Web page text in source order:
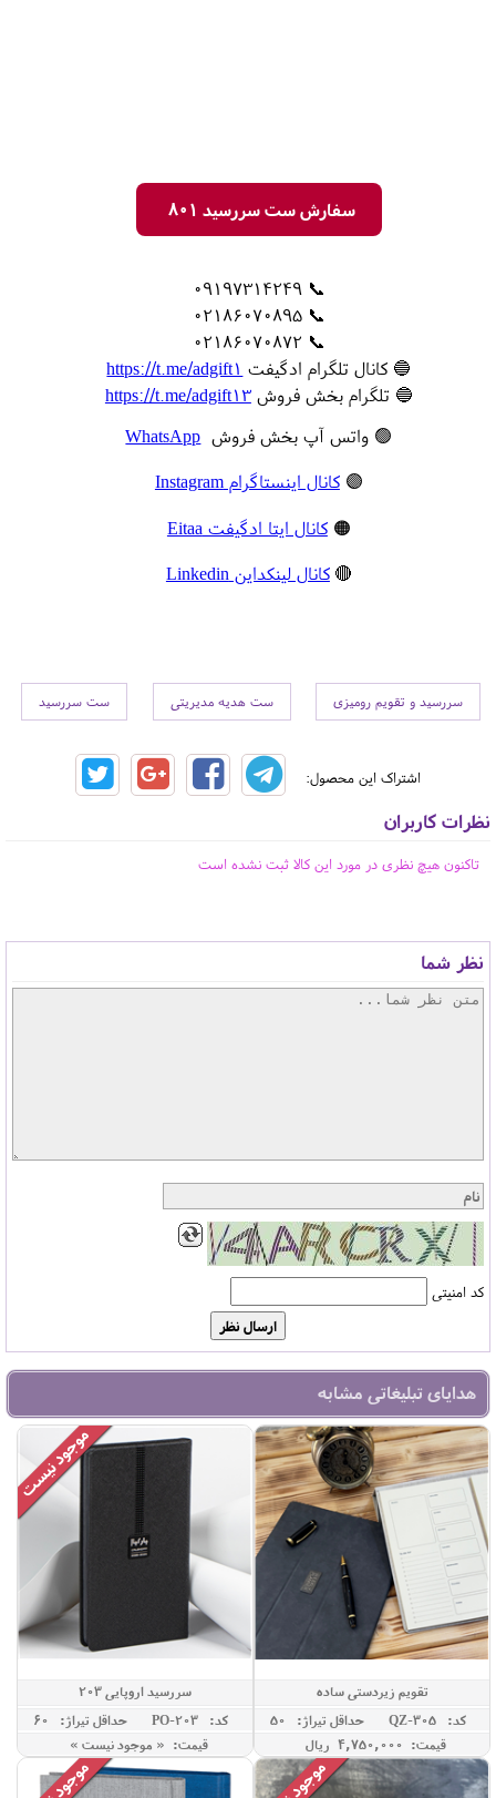
سفارش ست سررسید 801
📞 09197314249
📞 02186070895
📞 02186070872
🔵 کانال تلگرام ادگیفت https://t.me/adgift1
🔵 تلگرام بخش فروشhttps://t.me/adgift13
🟢 واتس آپ بخش فروش WhatsApp
🟣کانال اینستاگرام Instagram
🟠کانال ایتا ادگیفت Eitaa
🔴 کانال لینکداین Linkedin
سررسید و تقویم رومیزی ست هدیه مدیریتی ست سررسید
اشتراک این محصول:
نظرات کاربران
تاکنون هیچ نظری در مورد این کالا ثبت نشده است
نظر شما
کد امنیتی
هدایای تبلیغاتی مشابه
تقویم زیردستی ساده
کد: QZ-305
حداقل تيراژ: 50
قیمت: 4,750,000 ريال
سررسید اروپایی 203
کد: PO-203
حداقل تيراژ: 60
قیمت: « موجود نیست »